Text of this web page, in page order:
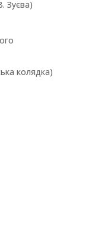
Зуєва)
колядка)